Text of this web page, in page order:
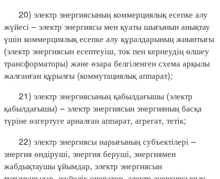
20) электр энергиясының коммерциялық есепке алу
жүйесі – электр энергиясы мен қуаты шығынын анықтау
үшін коммерциялық есепке алу құралдарының жиынтығы
(электр энергиясын есептеуіш, ток пен кернеудің өлшеу
трансформаторы) және өзара белгіленген схема арқылы
жалғанған құрылғы (коммутациялық аппарат);
21) электр энергиясының қабылдағышы (электр
қабылдағышы) – электр энергиясын энергияның басқа
түріне өзгертуге арналған аппарат, агрегат, тетік;
22) электр энергиясы нарығының субъектілері –
энергия өндіруші, энергия беруші, энергиямен
жабдықтаушы ұйымдар, электр энергиясын